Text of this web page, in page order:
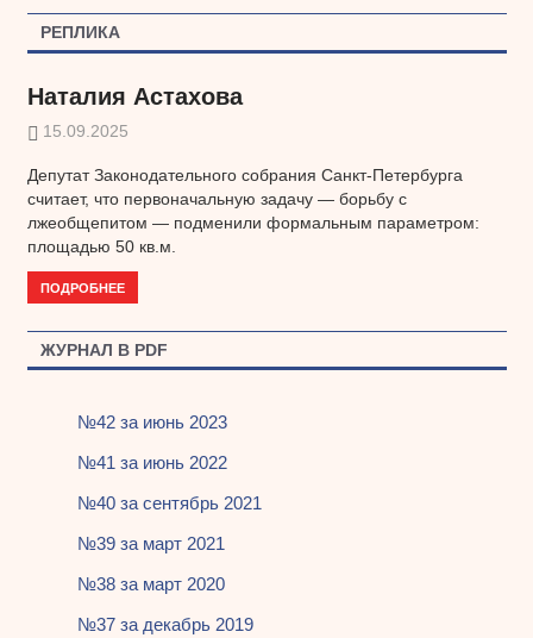
записям
РЕПЛИКА
Наталия Астахова
15.09.2025
Депутат Законодательного собрания Санкт-Петербурга
считает, что первоначальную задачу — борьбу с
лжеобщепитом — подменили формальным параметром:
площадью 50 кв.м.
ПОДРОБНЕЕ
ЖУРНАЛ В PDF
№42 за июнь 2023
№41 за июнь 2022
№40 за сентябрь 2021
№39 за март 2021
№38 за март 2020
№37 за декабрь 2019